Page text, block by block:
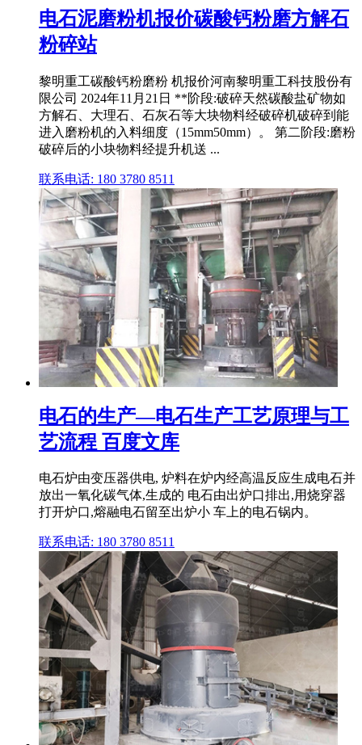
电石泥磨粉机报价碳酸钙粉磨方解石
粉碎站
黎明重工碳酸钙粉磨粉 机报价河南黎明重工科技股份有
限公司 2024年11月21日 **阶段:破碎天然碳酸盐矿物如
方解石、大理石、石灰石等大块物料经破碎机破碎到能
进入磨粉机的入料细度（15mm50mm）。 第二阶段:磨粉
破碎后的小块物料经提升机送 ...
联系电话: 180 3780 8511
电石的生产—电石生产工艺原理与工
艺流程 百度文库
电石炉由变压器供电, 炉料在炉内经高温反应生成电石并
放出一氧化碳气体,生成的 电石由出炉口排出,用烧穿器
打开炉口,熔融电石留至出炉小 车上的电石锅内。
联系电话: 180 3780 8511